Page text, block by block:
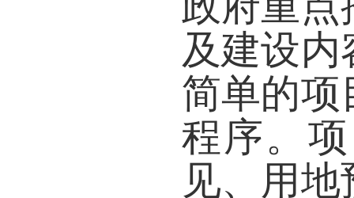
及建设
简单的项
程序。
见、用